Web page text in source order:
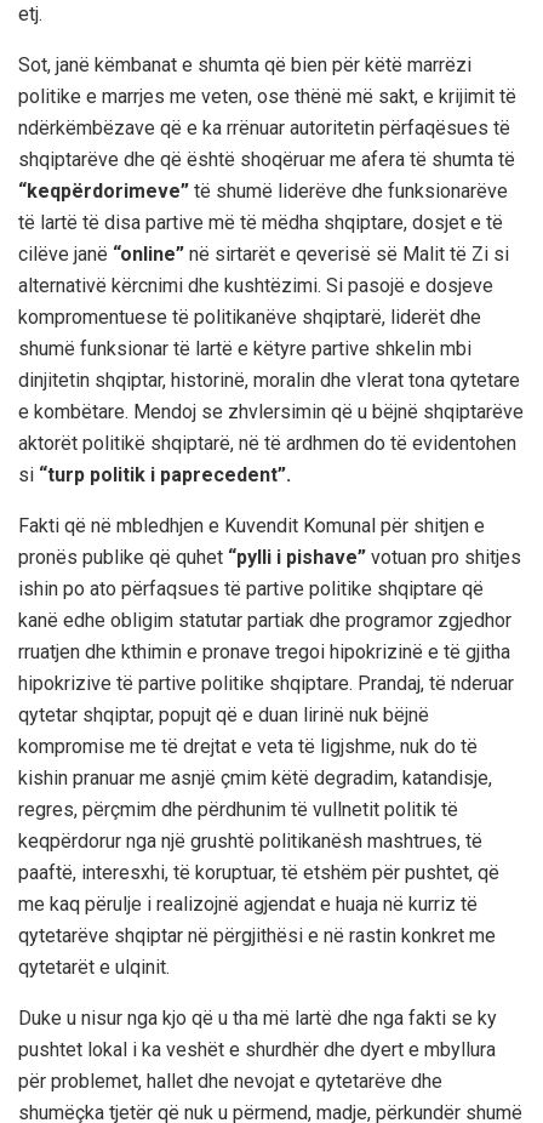
etj.
Sot, janë këmbanat e shumta që bien për këtë marrëzi
politike e marrjes me veten, ose thënë më sakt, e krijimit të
ndërkëmbëzave që e ka rrënuar autoritetin përfaqësues të
shqiptarëve dhe që është shoqëruar me afera të shumta të
“keqpërdorimeve” të shumë liderëve dhe funksionarëve
të lartë të disa partive më të mëdha shqiptare, dosjet e të
cilëve janë “online” në sirtarët e qeverisë së Malit të Zi si
alternativë kërcnimi dhe kushtëzimi. Si pasojë e dosjeve
kompromentuese të politikanëve shqiptarë, liderët dhe
shumë funksionar të lartë e këtyre partive shkelin mbi
dinjitetin shqiptar, historinë, moralin dhe vlerat tona qytetare
e kombëtare. Mendoj se zhvlersimin që u bëjnë shqiptarëve
aktorët politikë shqiptarë, në të ardhmen do të evidentohen
si “turp politik i paprecedent”.
Fakti që në mbledhjen e Kuvendit Komunal për shitjen e
pronës publike që quhet “pylli i pishave” votuan pro shitjes
ishin po ato përfaqsues të partive politike shqiptare që
kanë edhe obligim statutar partiak dhe programor zgjedhor
rruatjen dhe kthimin e pronave tregoi hipokrizinë e të gjitha
hipokrizive të partive politike shqiptare. Prandaj, të nderuar
qytetar shqiptar, popujt që e duan lirinë nuk bëjnë
kompromise me të drejtat e veta të ligjshme, nuk do të
kishin pranuar me asnjë çmim këtë degradim, katandisje,
regres, përçmim dhe përdhunim të vullnetit politik të
keqpërdorur nga një grushtë politikanësh mashtrues, të
paaftë, interesxhi, të koruptuar, të etshëm për pushtet, që
me kaq përulje i realizojnë agjendat e huaja në kurriz të
qytetarëve shqiptar në përgjithësi e në rastin konkret me
qytetarët e ulqinit.
Duke u nisur nga kjo që u tha më lartë dhe nga fakti se ky
pushtet lokal i ka veshët e shurdhër dhe dyert e mbyllura
për problemet, hallet dhe nevojat e qytetarëve dhe
shumëçka tjetër që nuk u përmend, madje, përkundër shumë